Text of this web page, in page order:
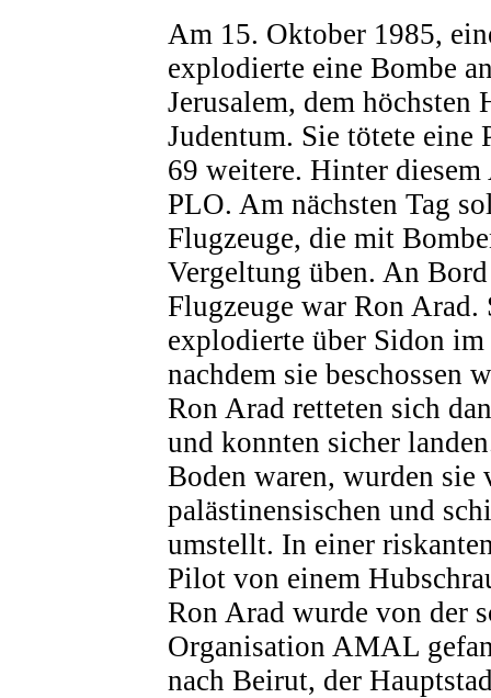
Am 15. Oktober 1985,
explodierte eine Bombe
Jerusalem, dem
Judentum. Sie tötete eine
69 weitere. Hinter
PLO. Am nächsten Tag
Flugzeuge, die mit
Vergeltung üben. An
Flugzeuge war Ron Arad.
explodierte über Sidon
nachdem sie beschossen
Ron Arad retteten sich
und konnten sicher
Boden waren, wurden sie
palästinensischen und
umstellt. In einer
Pilot von einem
Ron Arad wurde von der
Organisation AMAL
nach Beirut, der